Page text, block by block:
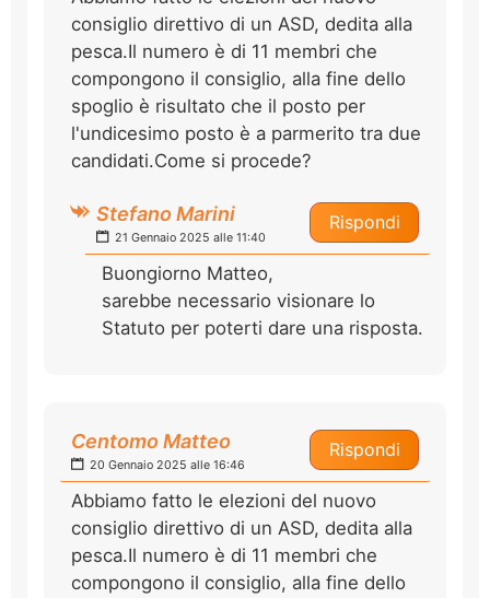
consiglio direttivo di un ASD, dedita alla
pesca.Il numero è di 11 membri che
compongono il consiglio, alla fine dello
spoglio è risultato che il posto per
l'undicesimo posto è a parmerito tra due
candidati.Come si procede?
Rispondi
Stefano Marini
21 Gennaio 2025 alle 11:40
Buongiorno Matteo,
sarebbe necessario visionare lo
Statuto per poterti dare una risposta.
Rispondi
Centomo Matteo
20 Gennaio 2025 alle 16:46
Abbiamo fatto le elezioni del nuovo
consiglio direttivo di un ASD, dedita alla
pesca.Il numero è di 11 membri che
compongono il consiglio, alla fine dello